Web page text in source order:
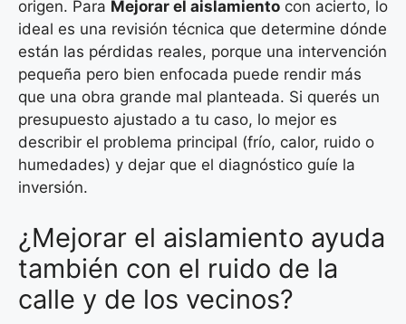
origen. Para Mejorar el aislamiento con acierto, lo
ideal es una revisión técnica que determine dónde
están las pérdidas reales, porque una intervención
pequeña pero bien enfocada puede rendir más
que una obra grande mal planteada. Si querés un
presupuesto ajustado a tu caso, lo mejor es
describir el problema principal (frío, calor, ruido o
humedades) y dejar que el diagnóstico guíe la
inversión.
¿Mejorar el aislamiento ayuda
también con el ruido de la
calle y de los vecinos?